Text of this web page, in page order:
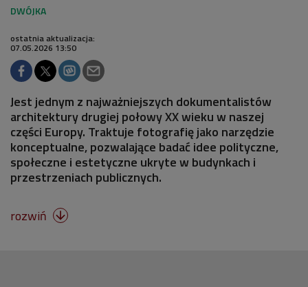
ostatnia aktualizacja:
07.05.2026 13:50
Jest jednym z najważniejszych dokumentalistów
architektury drugiej połowy XX wieku w naszej
części Europy. Traktuje fotografię jako narzędzie
konceptualne, pozwalające badać idee polityczne,
społeczne i estetyczne ukryte w budynkach i
przestrzeniach publicznych.
rozwiń 